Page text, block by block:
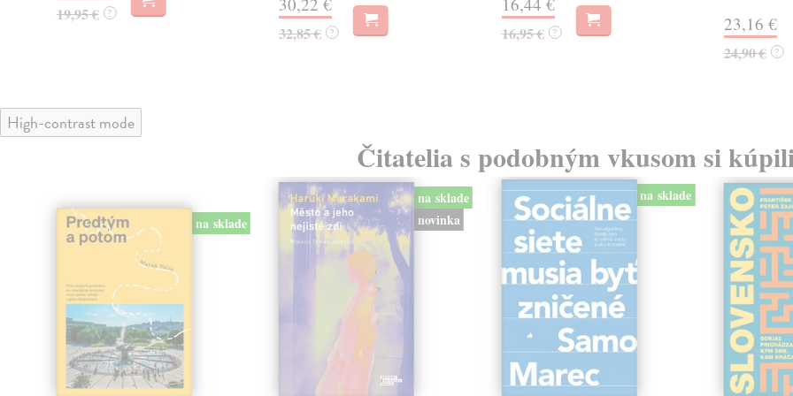
19,95 € ?
32,85 € ? 16,95 € ? 23,16 €
24,90 € ?
High-contrast mode
Čitatelia s podobným vkusom si
na sklade
na sklade
novinka
na sklade